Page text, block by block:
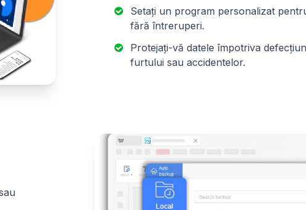
Setați un program personalizat
fără întreruperi.
Protejați-vă datele împotriva
furtului sau accidentelor.